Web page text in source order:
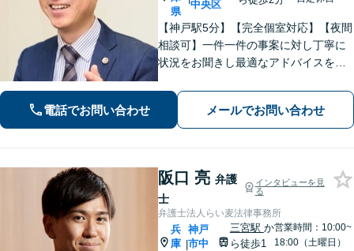
県
中央区
【神戸駅5分】【完全個室対応】【夜間
相談可】一件一件の事案に対し丁寧に
状況をお聞きし最適なアドバイスを提
注力「離婚問題：協議から裁判まで一
貫した依頼者利益の追求」「相続問
題：豊富な遺産相続実績と信頼される
解決力」
電話でお問い合わせ メールでお問い合わせ
阪口 亮 弁護
士
インタビューを見
る
弁護士法人らい麦法律事務所
兵
庫 |
神戸
市中
三宮駅 か
ら徒歩1
営業時間：10:00~
18:00（土曜日）